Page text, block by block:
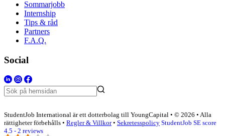
Sommarjobb
Internship
Tips & råd
Partners
F.A.Q.
Social
StudentJob International är ett dotterbolag till YoungCapital • © 2026 • Alla
rättigheter förbehålls • Regler & Villkor• Sekretesspolicy StudentJob SE score
4.5 - 2 reviews